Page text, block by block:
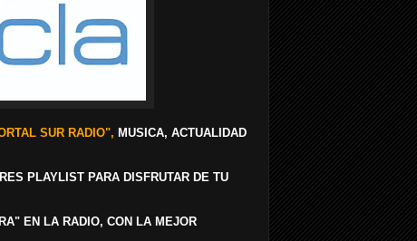
SUR RADIO", MUSICA, ACTUALIDAD
PLAYLIST PARA DISFRUTAR DE TU
EN LA RADIO, CON LA MEJOR